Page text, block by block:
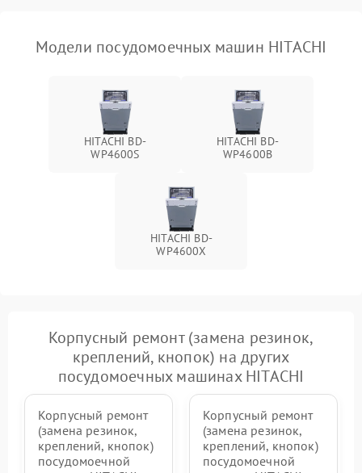
Модели посудомоечных машин HITACHI
HITACHI BD-
WP4600S
HITACHI BD-
WP4600B
HITACHI BD-
WP4600X
Корпусный ремонт (замена резинок,
креплений, кнопок) на других
посудомоечных машинах HITACHI
Корпусный ремонт
(замена резинок,
креплений, кнопок)
посудомоечной
Корпусный ремонт
(замена резинок,
креплений, кнопок)
посудомоечной